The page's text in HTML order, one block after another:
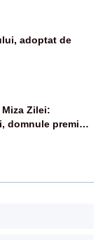
adoptat de
Zilei:
domnule premier